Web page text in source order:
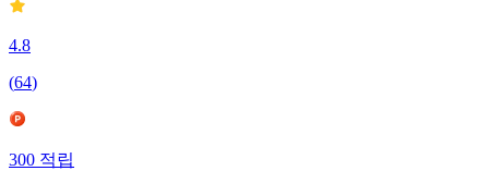
4.8
(64)
300적립